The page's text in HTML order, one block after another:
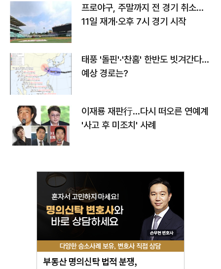
프로야구, 주말까지 전 경기 취소…
11일 재개·오후 7시 경기 시작
태풍 '돌핀'·'찬홈' 한반도 빗겨간다…
예상 경로는?
이재룡 재판行…다시 떠오른 연예계
'사고 후 미조치' 사례